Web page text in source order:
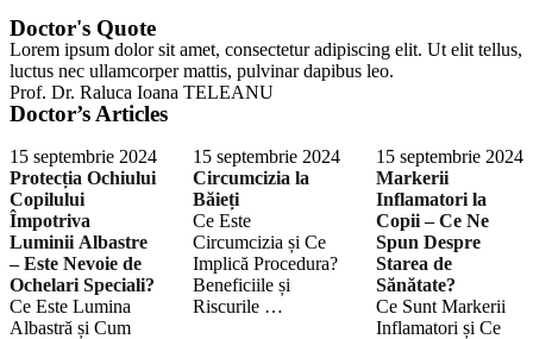
Doctor's Quote
Lorem ipsum dolor sit amet, consectetur adipiscing elit. Ut elit tellus,
luctus nec ullamcorper mattis, pulvinar dapibus leo.
Prof. Dr. Raluca Ioana TELEANU
Doctor’s Articles
15 septembrie 2024
Protecția Ochiului
Copilului
Împotriva
Luminii Albastre
– Este Nevoie de
Ochelari Speciali?
Ce Este Lumina
Albastră și Cum
15 septembrie 2024
Circumcizia la
Băieți
Ce Este
Circumcizia și Ce
Implică Procedura?
Beneficiile și
Riscurile …
15 septembrie 2024
Markerii
Inflamatori la
Copii – Ce Ne
Spun Despre
Starea de
Sănătate?
Ce Sunt Markerii
Inflamatori și Ce